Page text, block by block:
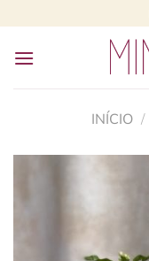
to
content
INÍCIO /